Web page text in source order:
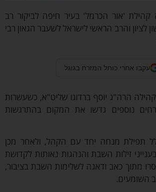
'אור הכרמל' בעיר חיפה לביקור רב
והרב הראשי לישראל לשעבר הגאון רבי
אחרי כותל המזרח בגוגל
הרה"ג יוסף ברדוגו שליט"א, כשעשרות
נוספים גדשו את המקום בהתרגשות
מנחה יחד עם הקהל, ולאחר מכן
זילות השבת והנהגות נאותות לקדושת
מתוך כאב ודאגה לשלימות השבת בציבור,